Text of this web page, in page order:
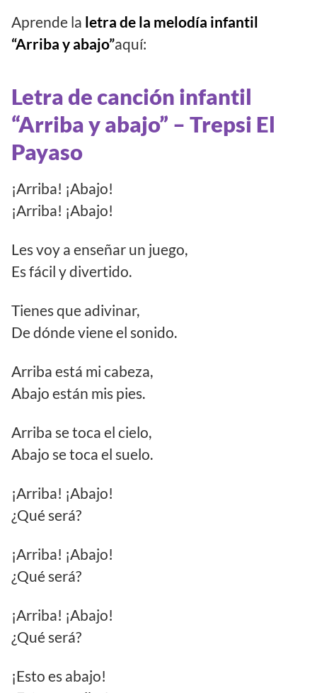
Aprende la letra de la melodía infantil
“Arriba y abajo”aquí:
Letra de canción infantil
“Arriba y abajo” – Trepsi El
Payaso
¡Arriba! ¡Abajo!
¡Arriba! ¡Abajo!
Les voy a enseñar un juego,
Es fácil y divertido.
Tienes que adivinar,
De dónde viene el sonido.
Arriba está mi cabeza,
Abajo están mis pies.
Arriba se toca el cielo,
Abajo se toca el suelo.
¡Arriba! ¡Abajo!
¿Qué será?
¡Arriba! ¡Abajo!
¿Qué será?
¡Arriba! ¡Abajo!
¿Qué será?
¡Esto es abajo!